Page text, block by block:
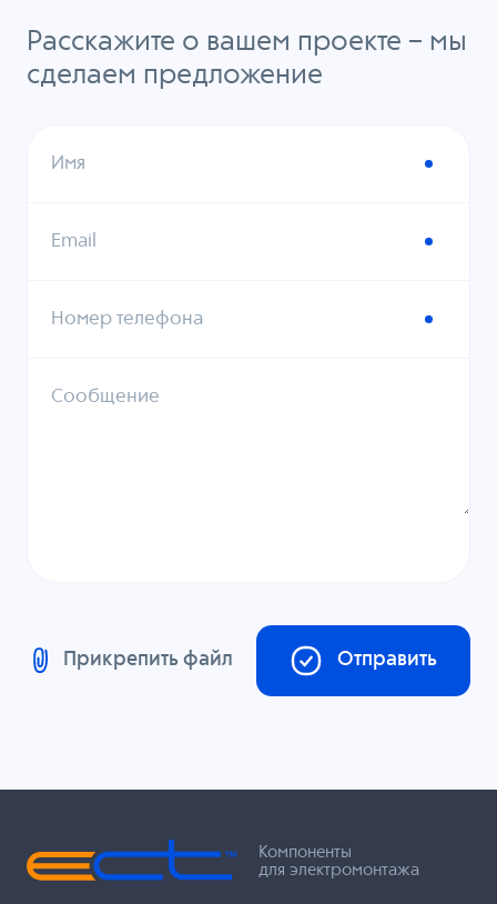
Расскажите о вашем проекте – мы
сделаем предложение
Имя
Email
Номер телефона
Сообщение
Прикрепить файл Отправить
Компоненты
для электромонтажа